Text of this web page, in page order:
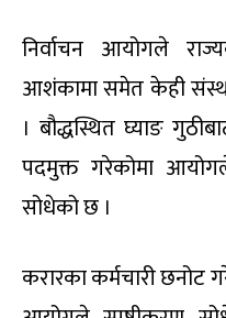
निर्वाचन आयोगले
आशंकामा समेत केही
। बौद्धस्थित घ्याङ
पदमुक्त गरेकोमा
सोधेको छ ।
करारका कर्मचारी छनोट